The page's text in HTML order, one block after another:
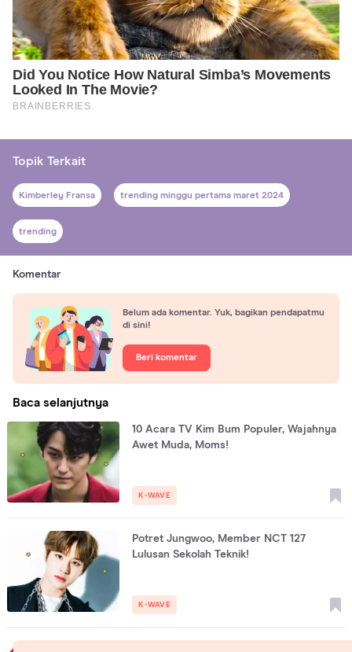
Topik Terkait
Kimberley Fransa trending minggu pertama maret 2024
trending
Komentar
Belum ada komentar. Yuk, bagikan pendapatmu
di sini!
Beri komentar
Baca selanjutnya
10 Acara TV Kim Bum Populer, Wajahnya
Awet Muda, Moms!
K-WAVE
Potret Jungwoo, Member NCT 127
Lulusan Sekolah Teknik!
K-WAVE